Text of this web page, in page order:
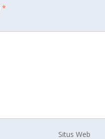
*
Situs Web